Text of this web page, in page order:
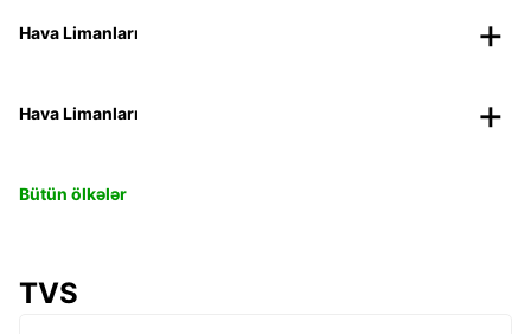
Hava Limanları
Hava Limanları
Bütün ölkələr
TVS